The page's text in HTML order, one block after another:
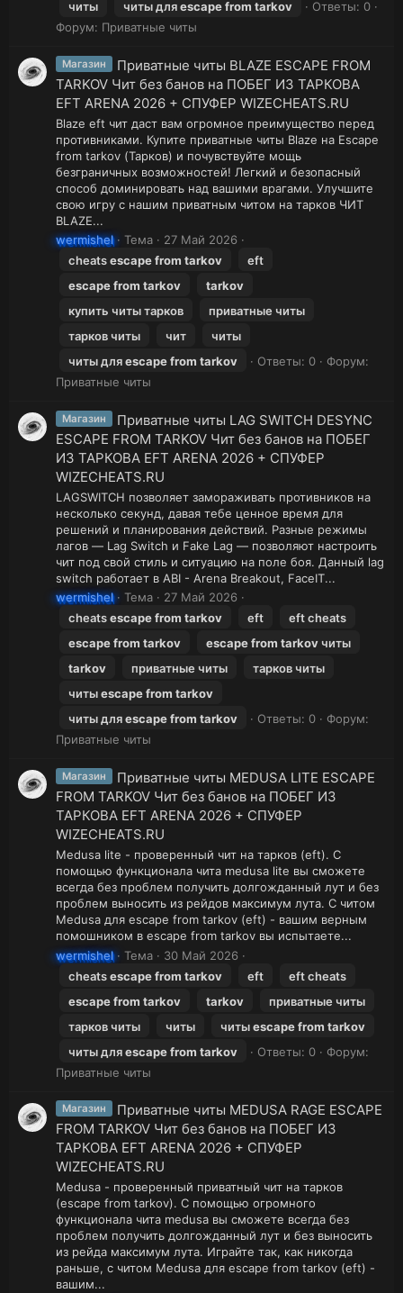
читы читы дляescapefrom tarkov
Ответы: 0
Форум: Приватные читы
Магазин
Приватные читы BLAZE ESCAPE FROM
TARKOV Чит без банов на ПОБЕГ ИЗ ТАРКОВА
EFT ARENA 2026 + СПУФЕР WIZECHEATS.RU
Blaze eft чит даст вам огромное преимущество перед
противниками. Купите приватные читы Blaze на Escape
from tarkov (Тарков) и почувствуйте мощь
безграничных возможностей! Легкий и безопасный
способ доминировать над вашими врагами. Улучшите
свою игру c нашим приватным читом на тарков ЧИТ
BLAZE...
wermishel
Тема
27 Май 2026
cheatsescapefrom tarkov
eft
escapefrom tarkov
tarkov
купить читы тарков
приватные читы
тарков читы
чит
читы
читы дляescapefrom tarkov Ответы: 0
Форум:
Приватные читы
Магазин
Приватные читы LAG SWITCH DESYNC
ESCAPE FROM TARKOV Чит без банов на ПОБЕГ
ИЗ ТАРКОВА EFT ARENA 2026 + СПУФЕР
WIZECHEATS.RU
LAGSWITCH позволяет замораживать противников на
несколько секунд, давая тебе ценное время для
решений и планирования действий. Разные режимы
лагов — Lag Switch и Fake Lag — позволяют настроить
чит под свой стиль и ситуацию на поле боя. Данный lag
switch работает в ABI - Arena Breakout, FaceIT...
wermishel
Тема
27 Май 2026
cheatsescapefrom tarkov eft
eft cheats
escapefrom tarkov escapefrom tarkovчиты
tarkov
приватные читы
тарков читы
читыescapefrom tarkov
читы дляescapefrom tarkov Ответы: 0
Форум:
Приватные читы
Магазин
Приватные читы MEDUSA LITE ESCAPE
FROM TARKOV Чит без банов на ПОБЕГ ИЗ
ТАРКОВА EFT ARENA 2026 + СПУФЕР
WIZECHEATS.RU
Medusa lite - проверенный чит на тарков (eft). С
помощью функционала чита medusa lite вы сможете
всегда без проблем получить долгожданный лут и без
проблем выносить из рейдов максимум лута. С читом
Medusa для escape from tarkov (eft) - вашим верным
помошником в escape from tarkov вы испытаете...
wermishel
Тема
30 Май 2026
cheatsescapefrom tarkov eft
eft cheats
escapefrom tarkov tarkov
приватные читы
тарков читы
читы читыescapefrom tarkov
читы дляescapefrom tarkov Ответы: 0
Форум:
Приватные читы
Магазин
Приватные читы MEDUSA RAGE ESCAPE
FROM TARKOV Чит без банов на ПОБЕГ ИЗ
ТАРКОВА EFT ARENA 2026 + СПУФЕР
WIZECHEATS.RU
Medusa - проверенный приватный чит на тарков
(escape from tarkov). С помощью огромного
функционала чита medusa вы сможете всегда без
проблем получить долгожданный лут и без выносить
из рейда максимум лута. Играйте так, как никогда
раньше, с читом Medusa для escape from tarkov (eft) -
вашим...